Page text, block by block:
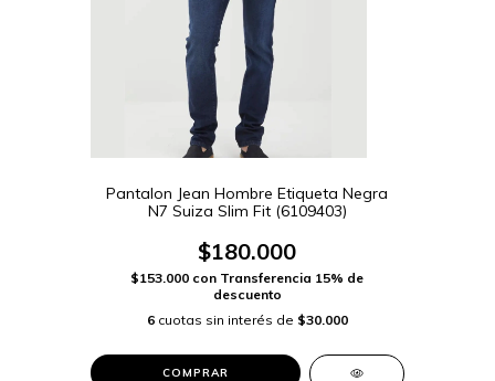
Pantalon Jean Hombre Etiqueta Negra
N7 Suiza Slim Fit (6109403)
$180.000
$153.000 con Transferencia 15% de
descuento
6 cuotas sin interés de $30.000
COMPRAR